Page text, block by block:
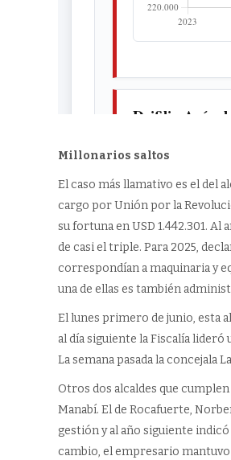
Millonarios saltos
El caso más llamativo es el del
cargo por Unión por la
su fortuna en USD 1.442.301.
de casi el triple. Para 2025,
correspondían a maquinaria y
una de ellas es también
El lunes primero de junio, esta
al día siguiente la Fiscalía
La semana pasada la concejala
Otros dos alcaldes que
Manabí. El de Rocafuerte,
gestión y al año siguiente indicó
cambio, el empresario